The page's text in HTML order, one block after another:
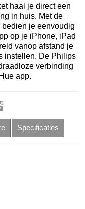
haal je direct een
in huis. Met de
je eenvoudig
op je iPhone, iPad
vanop afstand je
instellen. De Philips
verbinding
app.